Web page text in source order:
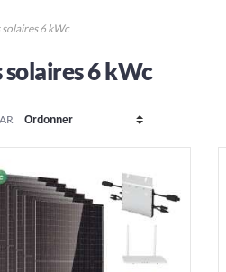
solaires 6 kWc
solaires 6 kWc